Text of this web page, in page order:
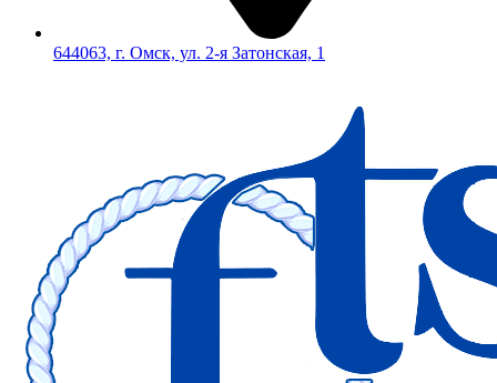
644063, г. Омск, ул. 2-я Затонская, 1